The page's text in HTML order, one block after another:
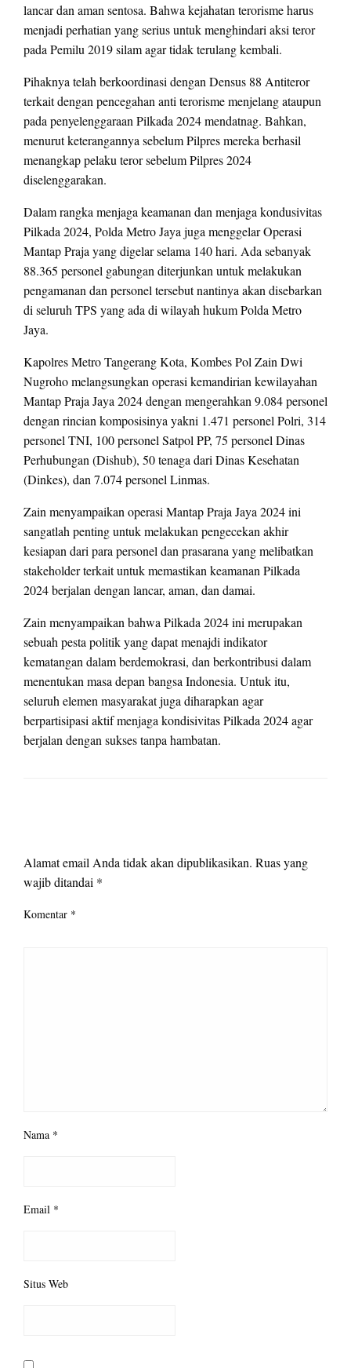
lancar dan aman sentosa. Bahwa kejahatan terorisme harus
menjadi perhatian yang serius untuk menghindari aksi teror
pada Pemilu 2019 silam agar tidak terulang kembali.
Pihaknya telah berkoordinasi dengan Densus 88 Antiteror
terkait dengan pencegahan anti terorisme menjelang ataupun
pada penyelenggaraan Pilkada 2024 mendatnag. Bahkan,
menurut keterangannya sebelum Pilpres mereka berhasil
menangkap pelaku teror sebelum Pilpres 2024
diselenggarakan.
Dalam rangka menjaga keamanan dan menjaga kondusivitas
Pilkada 2024, Polda Metro Jaya juga menggelar Operasi
Mantap Praja yang digelar selama 140 hari. Ada sebanyak
88.365 personel gabungan diterjunkan untuk melakukan
pengamanan dan personel tersebut nantinya akan disebarkan
di seluruh TPS yang ada di wilayah hukum Polda Metro
Jaya.
Kapolres Metro Tangerang Kota, Kombes Pol Zain Dwi
Nugroho melangsungkan operasi kemandirian kewilayahan
Mantap Praja Jaya 2024 dengan mengerahkan 9.084 personel
dengan rincian komposisinya yakni 1.471 personel Polri, 314
personel TNI, 100 personel Satpol PP, 75 personel Dinas
Perhubungan (Dishub), 50 tenaga dari Dinas Kesehatan
(Dinkes), dan 7.074 personel Linmas.
Zain menyampaikan operasi Mantap Praja Jaya 2024 ini
sangatlah penting untuk melakukan pengecekan akhir
kesiapan dari para personel dan prasarana yang melibatkan
stakeholder terkait untuk memastikan keamanan Pilkada
2024 berjalan dengan lancar, aman, dan damai.
Zain menyampaikan bahwa Pilkada 2024 ini merupakan
sebuah pesta politik yang dapat menajdi indikator
kematangan dalam berdemokrasi, dan berkontribusi dalam
menentukan masa depan bangsa Indonesia. Untuk itu,
seluruh elemen masyarakat juga diharapkan agar
berpartisipasi aktif menjaga kondisivitas Pilkada 2024 agar
berjalan dengan sukses tanpa hambatan.
Alamat email Anda tidak akan dipublikasikan. Ruas yang
wajib ditandai *
Komentar *
Nama *
Email *
Situs Web